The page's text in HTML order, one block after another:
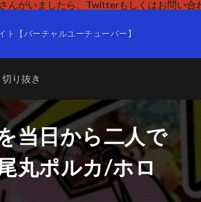
がいましたら、Twitterもしくはお問い合
【バーチャルユーチューバー】
切り抜き
当日から二人で
丸ポルカ/ホロ